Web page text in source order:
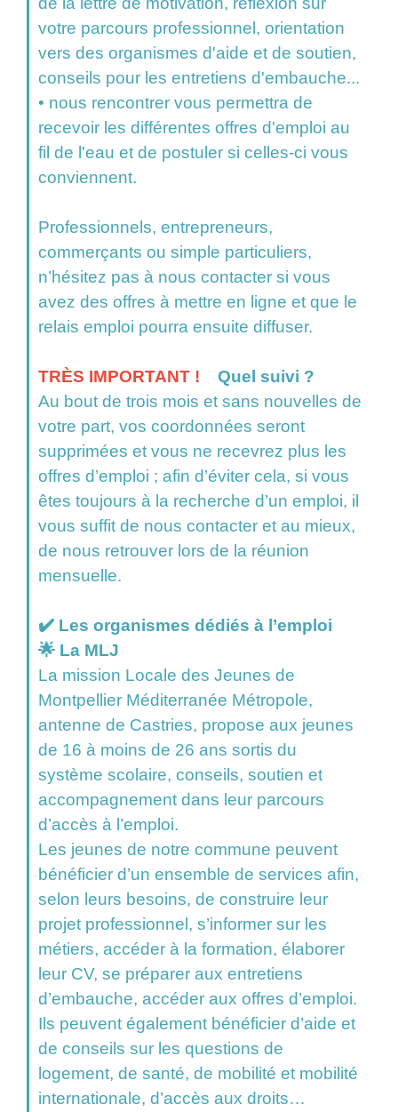
votre parcours professionnel, orientation
vers des organismes d'aide et de soutien,
conseils pour les entretiens d'embauche...
• nous rencontrer vous permettra de
recevoir les différentes offres d'emploi au
fil de l'eau et de postuler si celles-ci vous
conviennent.
Professionnels, entrepreneurs,
commerçants ou simple particuliers,
n’hésitez pas à nous contacter si vous
avez des offres à mettre en ligne et que le
relais emploi pourra ensuite diffuser.
TRÈS IMPORTANT !
Quel suivi ?
Au bout de trois mois et sans nouvelles de
votre part, vos coordonnées seront
supprimées et vous ne recevrez plus les
offres d’emploi ; afin d’éviter cela, si vous
êtes toujours à la recherche d’un emploi, il
vous suffit de nous contacter et au mieux,
de nous retrouver lors de la réunion
mensuelle.
✔️ Les organismes dédiés à l’emploi
🌟 La MLJ
La mission Locale des Jeunes de
Montpellier Méditerranée Métropole,
antenne de Castries, propose aux jeunes
de 16 à moins de 26 ans sortis du
système scolaire, conseils, soutien et
accompagnement dans leur parcours
d’accès à l’emploi.
Les jeunes de notre commune peuvent
bénéficier d’un ensemble de services afin,
selon leurs besoins, de construire leur
projet professionnel, s’informer sur les
métiers, accéder à la formation, élaborer
leur CV, se préparer aux entretiens
d’embauche, accéder aux offres d’emploi.
Ils peuvent également bénéficier d’aide et
de conseils sur les questions de
logement, de santé, de mobilité et mobilité
internationale, d’accès aux droits…